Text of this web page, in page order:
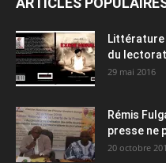
Littérature
du
29 mai 2016
Rémis
presse ne
20 octobre